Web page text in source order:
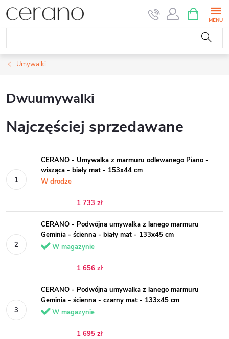
Przejść
do
treści
KOSZYK
Umywalki
Dwuumywalki
Najczęściej sprzedawane
CERANO - Umywalka z marmuru odlewanego Piano -
wisząca - biały mat - 153x44 cm
W drodze
1 733 zł
CERANO - Podwójna umywalka z lanego marmuru
Geminia - ścienna - biały mat - 133x45 cm
W magazynie
1 656 zł
CERANO - Podwójna umywalka z lanego marmuru
Geminia - ścienna - czarny mat - 133x45 cm
W magazynie
1 695 zł